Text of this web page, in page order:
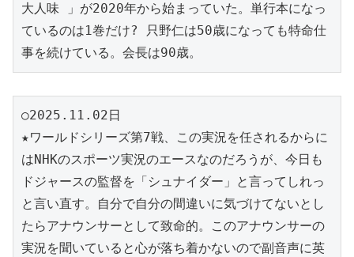
大人味 」が2020年から始まっていた。単行本になっ
ているのは1巻だけ? 只野仁は50歳になっても特命仕
事を続けている。会長は90歳。
○2025.11.02日
★ワールドシリーズ第7戦、この実況を任されるからに
はNHKのスポーツ実況のエースなのだろうが、今日も
ドジャースの監督を「シュナイダー」と言ってしれっ
と言い直す。自分で自分の間違いに気づけてないとし
たらアナウンサーとして致命的。このアナウンサーの
実況を聞いていると心が落ち着かないので副音声に英